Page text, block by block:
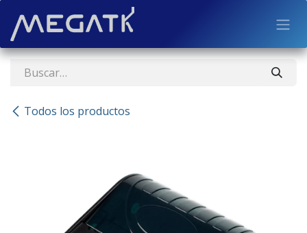
Todos los productos